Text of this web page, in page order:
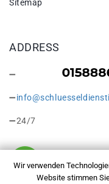
Wir verwenden
Website stimmen
Sitemap
ADDRESS
24/7